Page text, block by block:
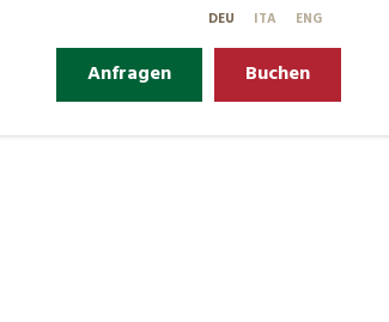
DEU ITA ENG
Anfragen Buchen